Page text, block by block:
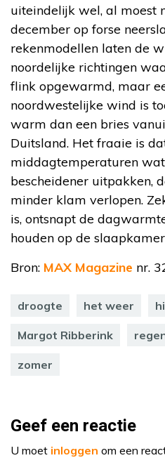
uiteindelijk wel, al moest
december op forse
rekenmodellen laten de
noordelijke richtingen
flink opgewarmd, maar
noordwestelijke wind is
warm dan een bries
Duitsland. Het fraaie is
middagtemperaturen wat
bescheidener uitpakken,
minder klam verlopen.
is, ontsnapt de
houden op de
Bron: MAX Magazine nr.
droogte het weer
Margot Ribberink
zomer
Geef een reactie
U moet inloggen om een